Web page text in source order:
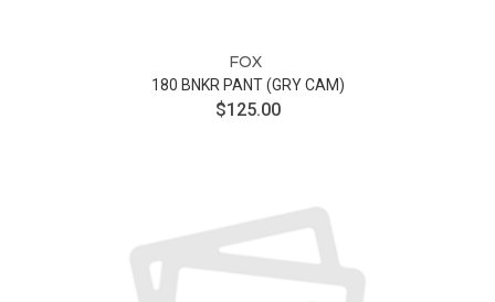
FOX
180 BNKR PANT (GRY CAM)
$125.00